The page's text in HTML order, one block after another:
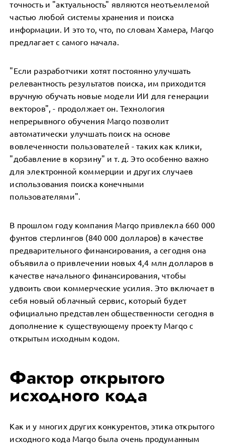
точность и "актуальность" являются неотъемлемой
частью любой системы хранения и поиска
информации. И это то, что, по словам Хамера, Marqo
предлагает с самого начала.
"Если разработчики хотят постоянно улучшать
релевантность результатов поиска, им приходится
вручную обучать новые модели ИИ для генерации
векторов", - продолжает он. Технология
непрерывного обучения Marqo позволит
автоматически улучшать поиск на основе
вовлеченности пользователей - таких как клики,
"добавление в корзину" и т. д. Это особенно важно
для электронной коммерции и других случаев
использования поиска конечными
пользователями".
В прошлом году компания Marqo привлекла 660 000
фунтов стерлингов (840 000 долларов) в качестве
предварительного финансирования, а сегодня она
объявила о привлечении новых 4,4 млн долларов в
качестве начального финансирования, чтобы
удвоить свои коммерческие усилия. Это включает в
себя новый облачный сервис, который будет
официально представлен общественности сегодня в
дополнение к существующему проекту Marqo с
открытым исходным кодом.
Фактор открытого
исходного кода
Как и у многих других конкурентов, этика открытого
исходного кода Marqo была очень продуманным